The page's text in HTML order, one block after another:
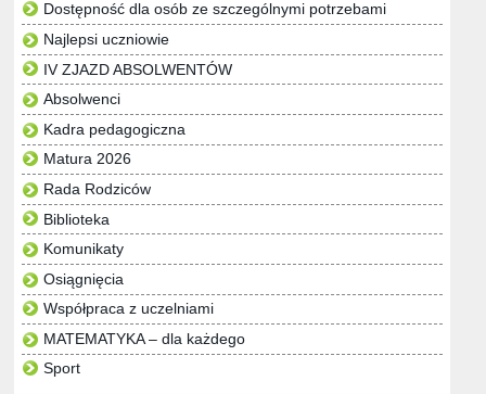
Dostępność dla osób ze szczególnymi potrzebami
Najlepsi uczniowie
IV ZJAZD ABSOLWENTÓW
Absolwenci
Kadra pedagogiczna
Matura 2026
Rada Rodziców
Biblioteka
Komunikaty
Osiągnięcia
Współpraca z uczelniami
MATEMATYKA – dla każdego
Sport